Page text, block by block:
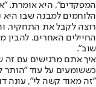
המפקדים", היא אומרת.
הלוחמים למבנה שבו
רוצה לקבל את התחקיר,
החיילים האחרים.
שוב".
איך אתם מרגישים עם
כששומעים על עוד "הותר
"זה מאוד קשה לי", עונה